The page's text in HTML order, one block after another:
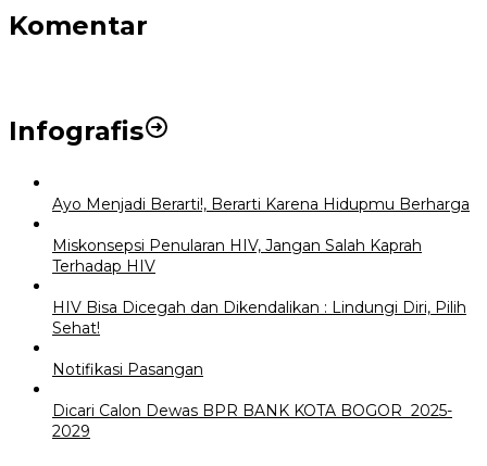
Komentar
Infografis
Ayo Menjadi Berarti!, Berarti Karena Hidupmu Berharga
Miskonsepsi Penularan HIV, Jangan Salah Kaprah
Terhadap HIV
HIV Bisa Dicegah dan Dikendalikan : Lindungi Diri, Pilih
Sehat!
Notifikasi Pasangan
Dicari Calon Dewas BPR BANK KOTA BOGOR 2025-
2029